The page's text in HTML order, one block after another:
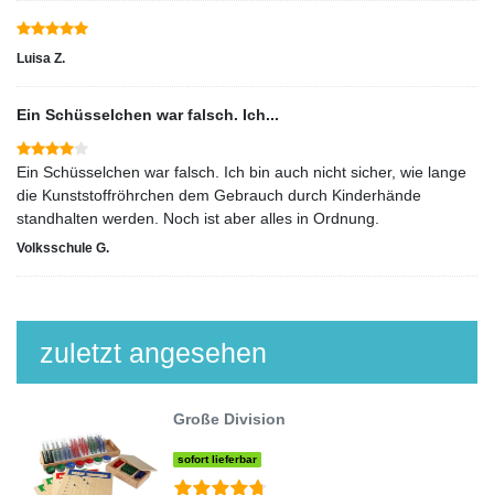
Luisa Z.
Ein Schüsselchen war falsch. Ich...
Ein Schüsselchen war falsch. Ich bin auch nicht sicher, wie lange
die Kunststoffröhrchen dem Gebrauch durch Kinderhände
standhalten werden. Noch ist aber alles in Ordnung.
Volksschule G.
zuletzt angesehen
Große Division
sofort lieferbar